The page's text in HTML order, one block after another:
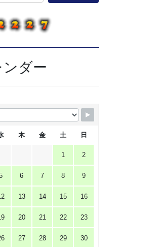
ダー
木 金 土 日
1 2
6 7 8 9
13 14 15 16
20 21 22 23
27 28 29 30